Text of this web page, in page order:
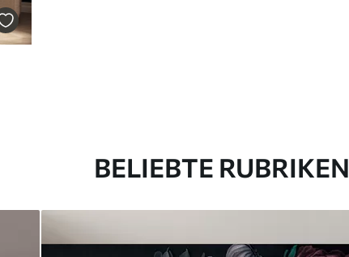
BELIEBTE RUBRIKEN